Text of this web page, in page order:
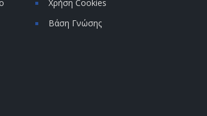
Χρήση Cookies
Βάση Γνώσης